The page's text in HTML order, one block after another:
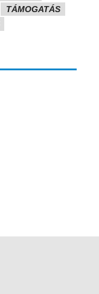
TÁMOGATÁS